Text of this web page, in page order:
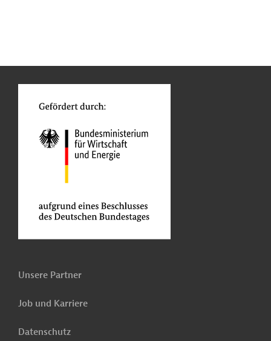
Unsere Partner
Job und Karriere
Datenschutz